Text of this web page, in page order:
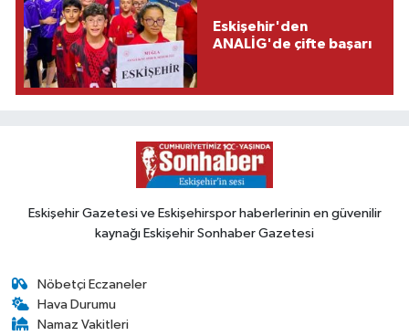
Eskişehir'den
ANALİG'de çifte başarı
Eskişehir Gazetesi ve Eskişehirspor haberlerinin en güvenilir
kaynağı Eskişehir Sonhaber Gazetesi
Nöbetçi Eczaneler
Hava Durumu
Namaz Vakitleri